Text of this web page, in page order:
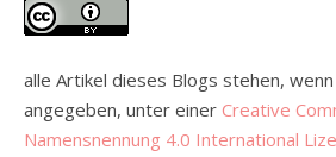
alle Artikel dieses Blogs stehen,
angegeben, unter einer Creative
Namensnennung 4.0 International